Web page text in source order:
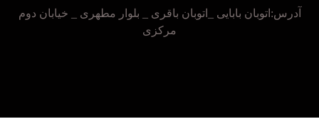
آدرس:اتوبان بابایی _اتوبان باقری _ بلوار مطهری _ خیابان دوم
مرکزی